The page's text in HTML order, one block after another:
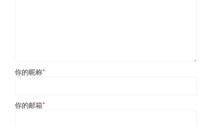
你的昵称*
你的邮箱*